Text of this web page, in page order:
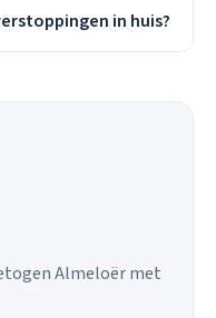
in huis?
Almeloër met